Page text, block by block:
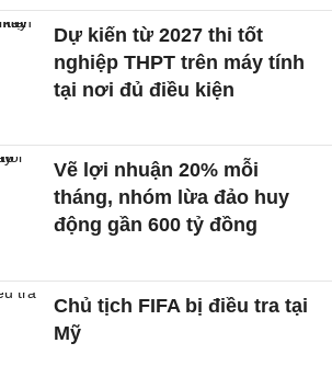
Dự kiến từ 2027 thi tốt
nghiệp THPT trên máy tính
tại nơi đủ điều kiện
Vẽ lợi nhuận 20% mỗi
tháng, nhóm lừa đảo huy
động gần 600 tỷ đồng
Chủ tịch FIFA bị điều tra tại
Mỹ